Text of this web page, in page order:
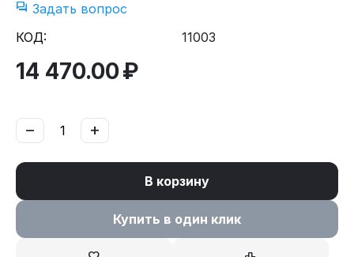
Задать вопрос
КОД:
11003
14 470.00₽
+
−
В корзину
Купить в один клик